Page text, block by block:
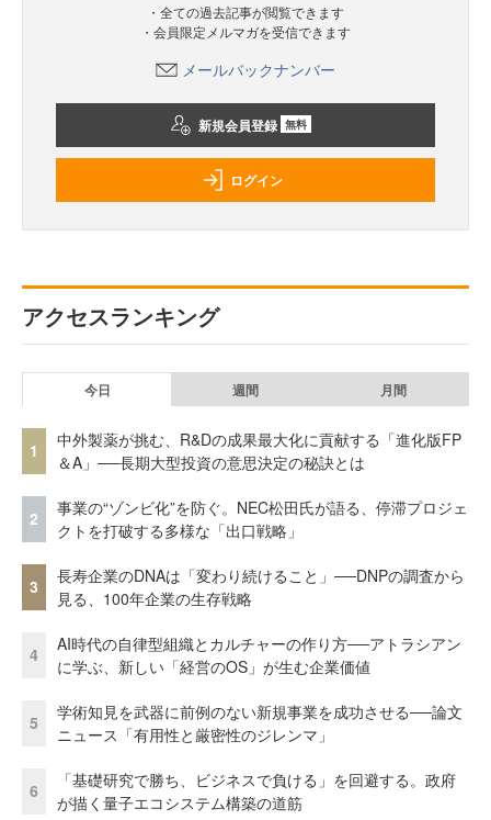
・全ての過去記事が閲覧できます
・会員限定メルマガを受信できます
メールバックナンバー
新規会員登録 無料
ログイン
アクセスランキング
今日 週間 月間
1
中外製薬が挑む、R&Dの成果最大化に貢献する「進化版FP
＆A」──長期大型投資の意思決定の秘訣とは
2
事業の“ゾンビ化”を防ぐ。NEC松田氏が語る、停滞プロジェ
クトを打破する多様な「出口戦略」
3
長寿企業のDNAは「変わり続けること」──DNPの調査から
見る、100年企業の生存戦略
4
AI時代の自律型組織とカルチャーの作り方──アトラシアン
に学ぶ、新しい「経営のOS」が生む企業価値
5
学術知見を武器に前例のない新規事業を成功させる──論文
ニュース「有用性と厳密性のジレンマ」
6
「基礎研究で勝ち、ビジネスで負ける」を回避する。政府
が描く量子エコシステム構築の道筋